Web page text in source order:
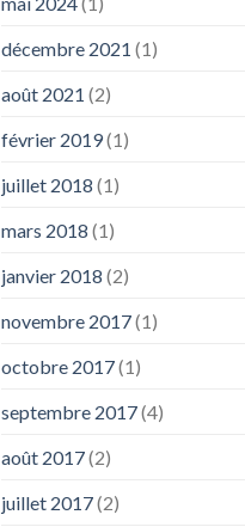
décembre 2021 (1)
août 2021 (2)
février 2019(1)
juillet 2018 (1)
mars 2018 (1)
janvier 2018 (2)
novembre 2017(1)
octobre 2017(1)
septembre 2017(4)
août 2017(2)
juillet 2017(2)